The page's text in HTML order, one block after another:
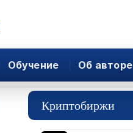
Обучение Об авторе
Криптобиржи